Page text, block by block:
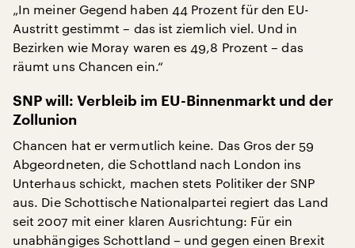
„In meiner Gegend haben 44 Prozent für den EU-
Austritt gestimmt – das ist ziemlich viel. Und in
Bezirken wie Moray waren es 49,8 Prozent – das
räumt uns Chancen ein.“
SNP will: Verbleib im EU-Binnenmarkt und der
Zollunion
Chancen hat er vermutlich keine. Das Gros der 59
Abgeordneten, die Schottland nach London ins
Unterhaus schickt, machen stets Politiker der SNP
aus. Die Schottische Nationalpartei regiert das Land
seit 2007 mit einer klaren Ausrichtung: Für ein
unabhängiges Schottland – und gegen einen Brexit